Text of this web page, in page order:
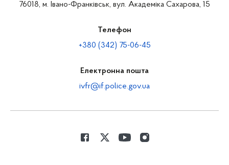
76018, м. Івано-Франківськ, вул. Академіка Сахарова, 15
Телефон
+380 (342) 75-06-45
Електронна пошта
ivfr@if.police.gov.ua